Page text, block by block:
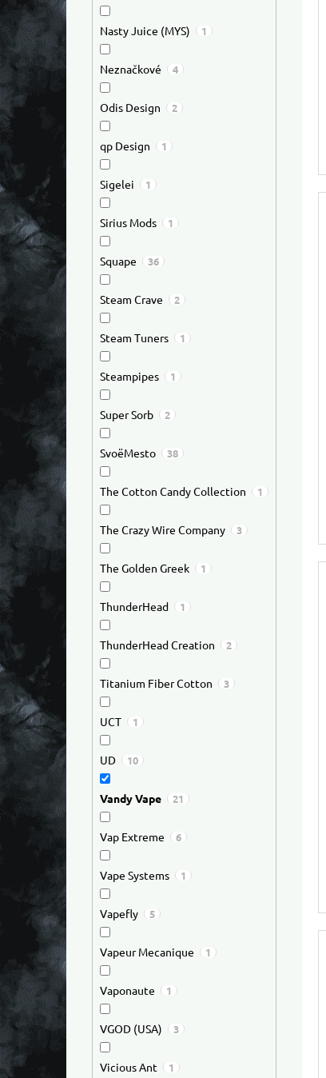
Nasty Juice (MYS) 1
Neznačkové 4
Odis Design 2
qp Design 1
Sigelei 1
Sirius Mods 1
Squape 36
Steam Crave 2
Steam Tuners 1
Steampipes 1
Super Sorb 2
SvoëMesto 38
The Cotton Candy Collection 1
The Crazy Wire Company 3
The Golden Greek 1
ThunderHead 1
ThunderHead Creation 2
Titanium Fiber Cotton 3
UCT 1
UD 10
Vandy Vape 21
Vap Extreme 6
Vape Systems 1
Vapefly 5
Vapeur Mecanique 1
Vaponaute 1
VGOD (USA) 3
Vicious Ant 1